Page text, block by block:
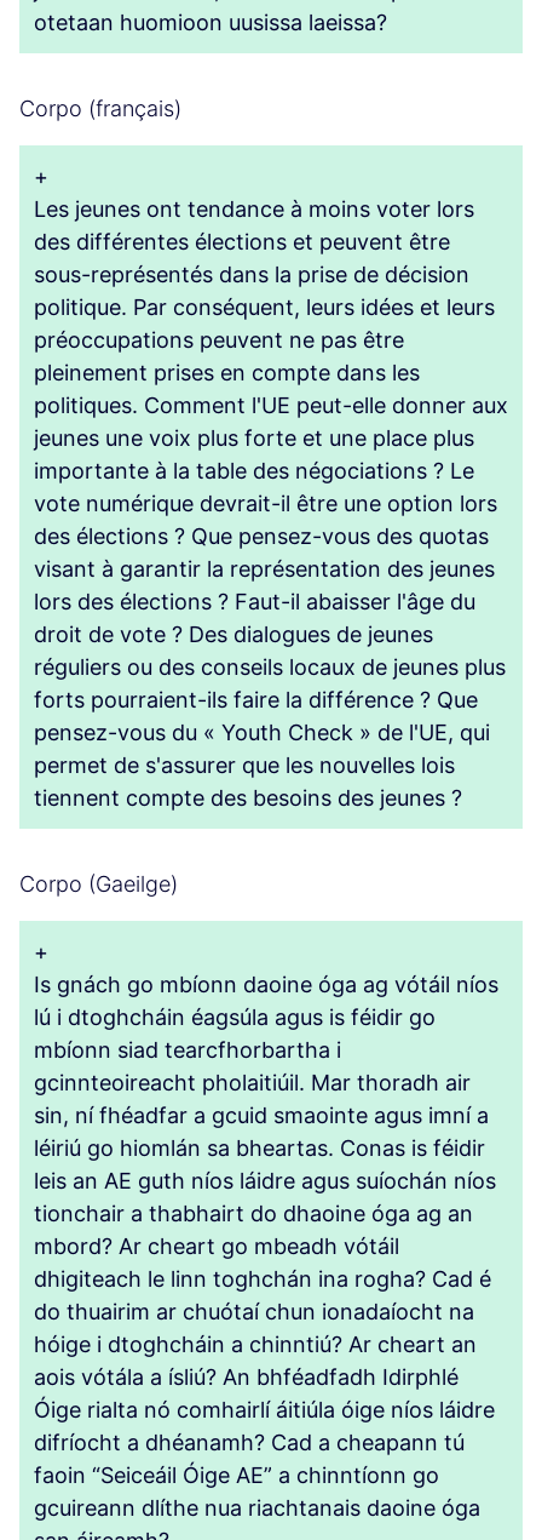
otetaan huomioon uusissa laeissa?
Corpo (français)
+
Les jeunes ont tendance à moins voter lors
des différentes élections et peuvent être
sous-représentés dans la prise de décision
politique. Par conséquent, leurs idées et leurs
préoccupations peuvent ne pas être
pleinement prises en compte dans les
politiques. Comment l'UE peut-elle donner aux
jeunes une voix plus forte et une place plus
importante à la table des négociations ? Le
vote numérique devrait-il être une option lors
des élections ? Que pensez-vous des quotas
visant à garantir la représentation des jeunes
lors des élections ? Faut-il abaisser l'âge du
droit de vote ? Des dialogues de jeunes
réguliers ou des conseils locaux de jeunes plus
forts pourraient-ils faire la différence ? Que
pensez-vous du « Youth Check » de l'UE, qui
permet de s'assurer que les nouvelles lois
tiennent compte des besoins des jeunes ?
Corpo (Gaeilge)
+
Is gnách go mbíonn daoine óga ag vótáil níos
lú i dtoghcháin éagsúla agus is féidir go
mbíonn siad tearcfhorbartha i
gcinnteoireacht pholaitiúil. Mar thoradh air
sin, ní fhéadfar a gcuid smaointe agus imní a
léiriú go hiomlán sa bheartas. Conas is féidir
leis an AE guth níos láidre agus suíochán níos
tionchair a thabhairt do dhaoine óga ag an
mbord? Ar cheart go mbeadh vótáil
dhigiteach le linn toghchán ina rogha? Cad é
do thuairim ar chuótaí chun ionadaíocht na
hóige i dtoghcháin a chinntiú? Ar cheart an
aois vótála a ísliú? An bhféadfadh Idirphlé
Óige rialta nó comhairlí áitiúla óige níos láidre
difríocht a dhéanamh? Cad a cheapann tú
faoin “Seiceáil Óige AE” a chinntíonn go
gcuireann dlíthe nua riachtanais daoine óga